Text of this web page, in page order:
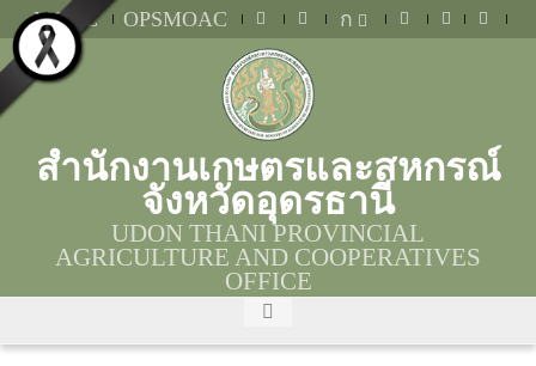
MOAC OPSMOAC ก
สำนักงานเกษตรและสหกรณ์
จังหวัดอุดรธานี
UDON THANI PROVINCIAL
AGRICULTURE AND COOPERATIVES
OFFICE